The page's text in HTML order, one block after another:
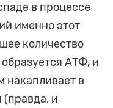
в процессе
именно этот
количество
АТФ, и
накапливает в
(правда, и